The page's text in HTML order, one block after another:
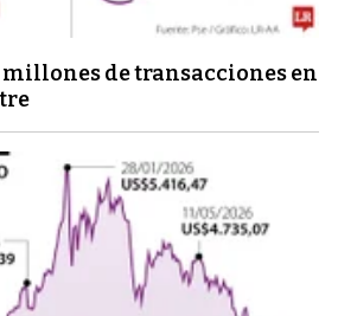
millones de transacciones en